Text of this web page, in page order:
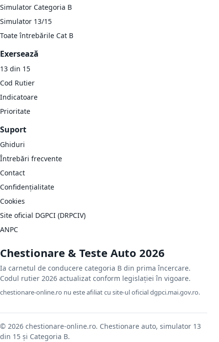
Simulator Categoria B
Simulator 13/15
Toate întrebările Cat B
Exersează
13 din 15
Cod Rutier
Indicatoare
Prioritate
Suport
Ghiduri
Întrebări frecvente
Contact
Confidențialitate
Cookies
Site oficial DGPCI (DRPCIV)
ANPC
Chestionare & Teste Auto 2026
Ia carnetul de conducere categoria B din prima încercare.
Codul rutier 2026 actualizat conform legislației în vigoare.
chestionare-online.ro nu este afiliat cu site-ul oficial dgpci.mai.gov.ro.
© 2026 chestionare-online.ro. Chestionare auto, simulator 13
din 15 și Categoria B.